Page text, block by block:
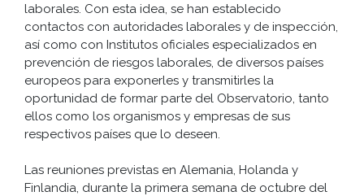
laborales. Con esta idea, se han establecido
contactos con autoridades laborales y de inspección,
así como con Institutos oficiales especializados en
prevención de riesgos laborales, de diversos países
europeos para exponerles y transmitirles la
oportunidad de formar parte del Observatorio, tanto
ellos como los organismos y empresas de sus
respectivos países que lo deseen.
Las reuniones previstas en Alemania, Holanda y
Finlandia, durante la primera semana de octubre del